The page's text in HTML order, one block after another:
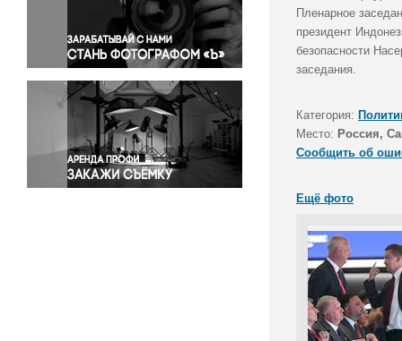
Правосудие
Происшествия и конфликты
Религия
Светская жизнь
Спорт
Экология
Экономика и бизнес
Пленарное
президент
безопасности
заседания.
Категория:
Место: Россия,
Сообщить об
Ещё фото